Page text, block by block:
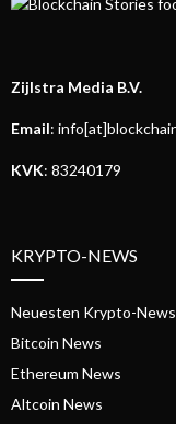
Zijlstra Media B.V.
Email:
KVK: 83240179
KRYPTO-NEWS
Neuesten Krypto-News
Bitcoin News
Ethereum News
Altcoin News